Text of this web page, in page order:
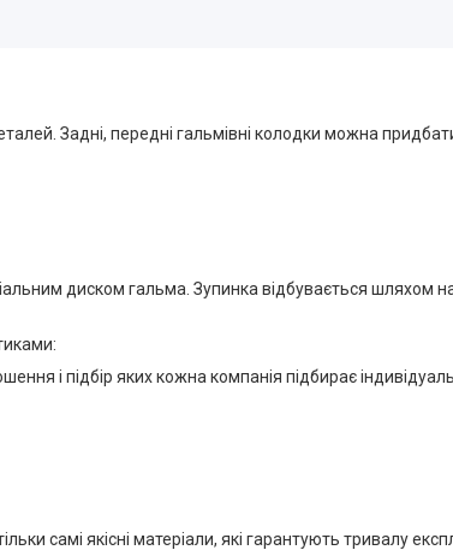
Задні, передні гальмівні колодки можна
диском гальма. Зупинка відбувається шляхом
і підбір яких кожна компанія підбирає
самі якісні матеріали, які гарантують тривалу